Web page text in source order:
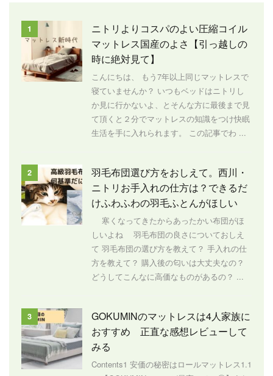
1
ニトリよりコスパのよい圧縮コイル
マットレス国産のよさ【引っ越しの
時に絶対見て】
こんにちは、 もう7年以上同じマットレスで
寝ていませんか？ いつもベッドはニトリし
か見に行かないよ、とそんな方に最後まで見
て頂くと２分でマットレスの知識をつけ快眠
生活を手に入れられます。 この記事でわ ...
2
羽毛布団選び方をおしえて。西川・
ニトリお手入れの仕方は？できるだ
けふわふわの羽毛ふとんがほしい
寒くなってきたからあったかい布団がほ
しいよね 羽毛布団の良さについておしえ
て 羽毛布団の選び方を教えて？ 手入れの仕
方を教えて？ 購入後の匂いは大丈夫なの？
どうしてこんなに高価なものがあるの？ ...
3
GOKUMINのマットレスは4人家族に
おすすめ 正直な感想レビューして
みる
Contents1 安価の秘密はロールマットレス1.1